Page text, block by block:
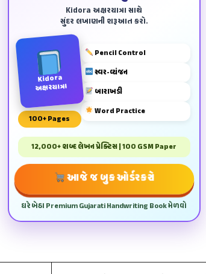
Kidora અક્ષરયાત્રા સાથે
સુંદર લખાણની શરૂઆત કરો.
Kidora
અક્ષરયાત્રા
100+ Pages
Pencil Control
સ્વર-વ્યંજન
બારાખડી
Word Practice
12,000+ શબ્દ લેખન પ્રેક્ટિસ | 100 GSM Paper
આજે જ બુક ઓર્ડર કરો
ઘરે બેઠા Premium Gujarati Handwriting Book મેળવો